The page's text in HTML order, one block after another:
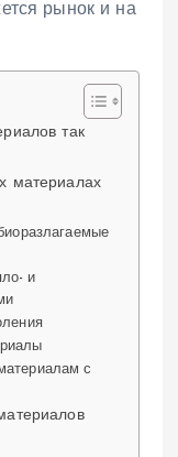
рынок и на
так
материалах
и
с